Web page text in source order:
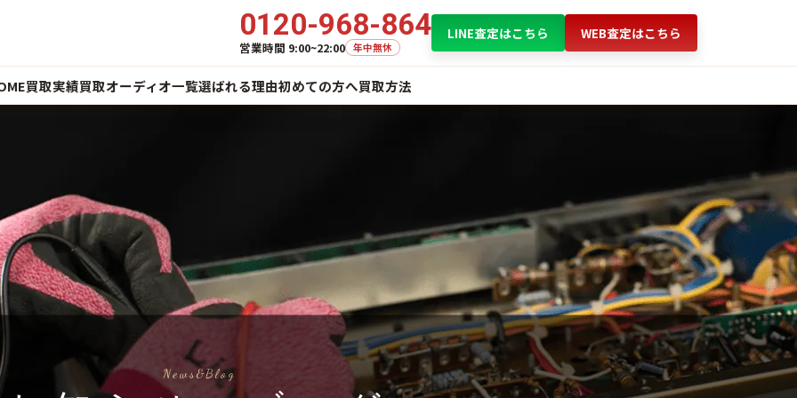
0120-968-864
営業時間 9:00~22:00 年中無休
LINE査定はこちら WEB査定はこちら
買取実績買取オーディオ一覧選ばれる理由初めての方へ買取方法
News&Blog